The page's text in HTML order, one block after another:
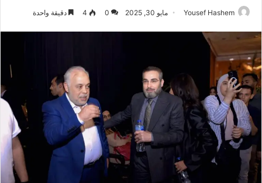
Yousef Hashem مايو 30, 2025 0
4 دقيقة واحدة